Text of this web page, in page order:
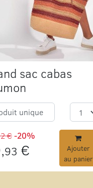
sac cabas
unique
€-20%
93 €
Ajouter
au panier